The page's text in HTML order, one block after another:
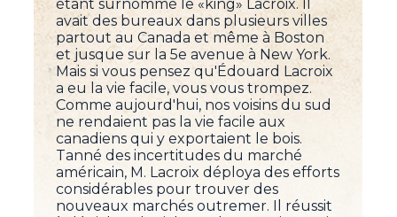
étant surnommé le «king» Lacroix. Il
avait des bureaux dans plusieurs villes
partout au Canada et même à Boston
et jusque sur la 5e avenue à New York.
Mais si vous pensez qu'Édouard Lacroix
a eu la vie facile, vous vous trompez.
Comme aujourd'hui, nos voisins du sud
ne rendaient pas la vie facile aux
canadiens qui y exportaient le bois.
Tanné des incertitudes du marché
américain, M. Lacroix déploya des efforts
considérables pour trouver des
nouveaux marchés outremer. Il réussit